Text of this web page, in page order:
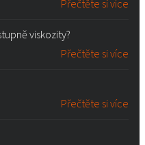
Přečtěte si více
viskozity?
Přečtěte si více
Přečtěte si více